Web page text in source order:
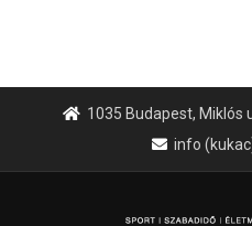
1035 Budapest, Miklós
info